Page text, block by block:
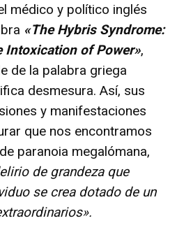
médico y político inglés
«The Hybris Syndrome:
Intoxication of Power»,
de la palabra griega
desmesura. Así, sus
y manifestaciones
que nos encontramos
paranoia megalómana,
de grandeza que
se crea dotado de un